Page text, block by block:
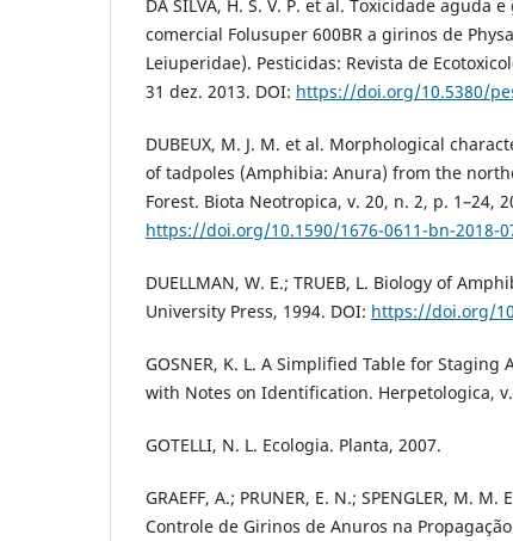
DA SILVA, H. S. V. P. et al. Toxicidade aguda
comercial Folusuper 600BR a girinos de
Leiuperidae). Pesticidas: Revista de
31 dez. 2013. DOI: https://doi.org/10.5380/
DUBEUX, M. J. M. et al. Morphological
of tadpoles (Amphibia: Anura) from the
Forest. Biota Neotropica, v. 20, n. 2, p. 1–24,
https://doi.org/10.1590/1676-0611-bn-2018-
DUELLMAN, W. E.; TRUEB, L. Biology of
University Press, 1994. DOI: https://doi.org/
GOSNER, K. L. A Simplified Table for Staging
with Notes on Identification. Herpetologica, v.
GOTELLI, N. L. Ecologia. Planta, 2007.
GRAEFF, A.; PRUNER, E. N.; SPENGLER, M.
Controle de Girinos de Anuros na